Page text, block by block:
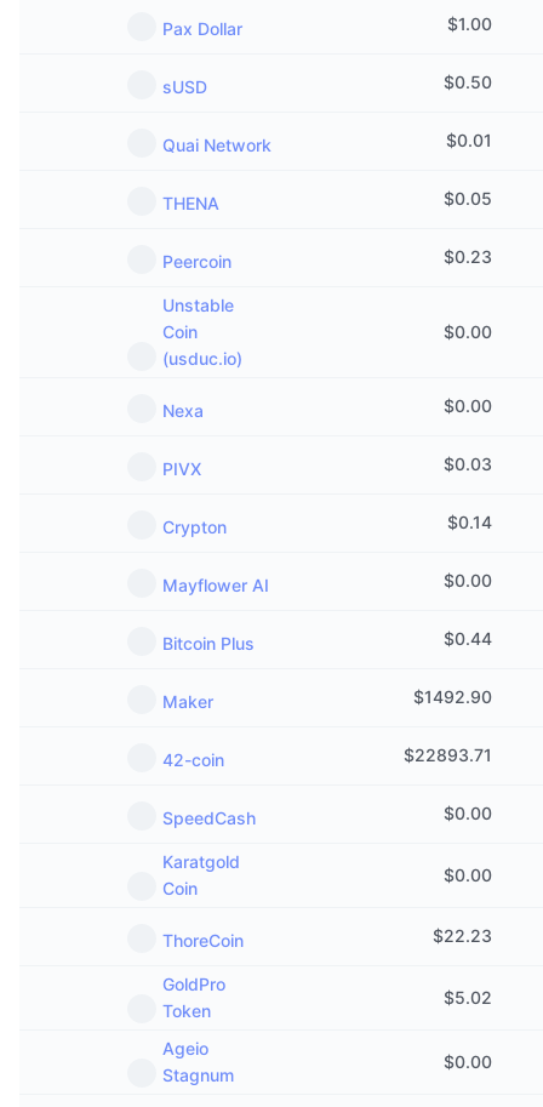
Thịnh hành
Tiền mã hóa
Công nghệ
Tiền điện tử ETF
Bitcoin ETF
Ethereum ETF
Phân tích kỹ thuật
Tổng quan
Tỷ lệ tài trợ
CMC Giao thức Ngữ cảnh Mô hình
Nghiên cứu
Bảng thuật ngữ
Phần thưởng Kim cương
Học & Kiếm tiền
Pax Dollar $1.00
sUSD $0.50
Quai Network $0.01
THENA $0.05
Peercoin $0.23
Unstable
Coin
(usduc.io)
$0.00
Nexa $0.00
PIVX $0.03
Crypton $0.14
Mayflower AI $0.00
Bitcoin Plus $0.44
Maker $1492.90
42-coin $22893.71
SpeedCash $0.00
Karatgold
Coin
$0.00
ThoreCoin $22.23
GoldPro
Token
$5.02
Ageio
Stagnum
$0.00